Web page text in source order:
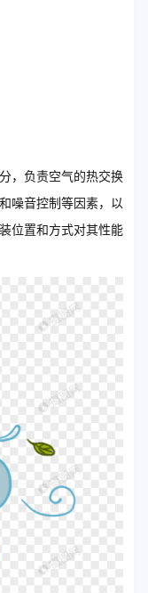
，负责空气的热交换
噪音控制等因素，以
位置和方式对其性能